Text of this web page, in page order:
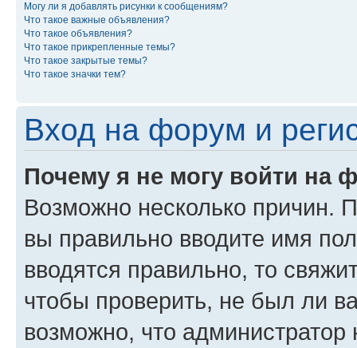
Могу ли я добавлять рисунки к сообщениям?
Что такое важные объявления?
Что такое объявления?
Что такое прикрепленные темы?
Что такое закрытые темы?
Что такое значки тем?
Вход на форум и
Почему я не могу войти на
Возможно несколько причин.
вы правильно вводите имя
вводятся правильно, то
чтобы проверить, не был ли
возможно, что администратор